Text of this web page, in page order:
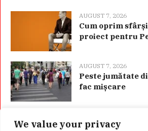
We value your privacy
AUGUST 7, 2026
Cum oprim
proiect pentru
AUGUST 7, 2026
Peste jumătate
fac mișcare